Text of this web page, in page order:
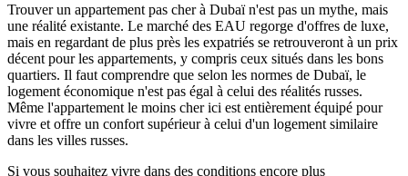
Trouver un appartement pas cher à Dubaï n'est pas un mythe, mais
une réalité existante. Le marché des EAU regorge d'offres de luxe,
mais en regardant de plus près les expatriés se retrouveront à un prix
décent pour les appartements, y compris ceux situés dans les bons
quartiers. Il faut comprendre que selon les normes de Dubaï, le
logement économique n'est pas égal à celui des réalités russes.
Même l'appartement le moins cher ici est entièrement équipé pour
vivre et offre un confort supérieur à celui d'un logement similaire
dans les villes russes.
Si vous souhaitez vivre dans des conditions encore plus